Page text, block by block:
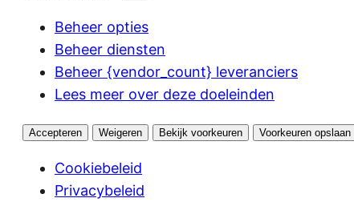
Beheer opties
Beheer diensten
Beheer {vendor_count} leveranciers
Lees meer over deze doeleinden
Accepteren Weigeren Bekijk voorkeuren Voorkeuren opslaan
Cookiebeleid
Privacybeleid